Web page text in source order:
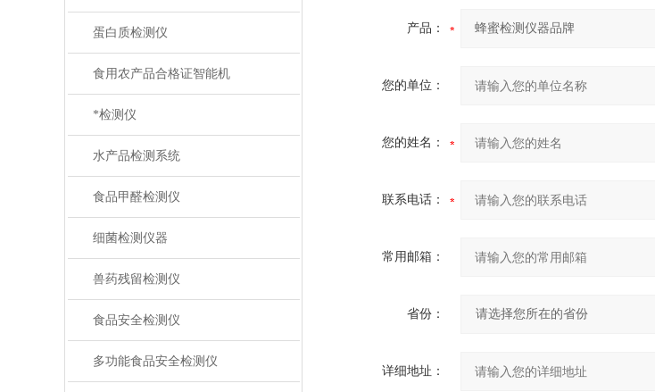
蛋白质检测仪
食用农产品合格证智能机
*检测仪
水产品检测系统
食品甲醛检测仪
细菌检测仪器
兽药残留检测仪
食品安全检测仪
多功能食品安全检测仪
产品：
您的单位：
您的姓名：
联系电话：
常用邮箱：
省份：
详细地址：